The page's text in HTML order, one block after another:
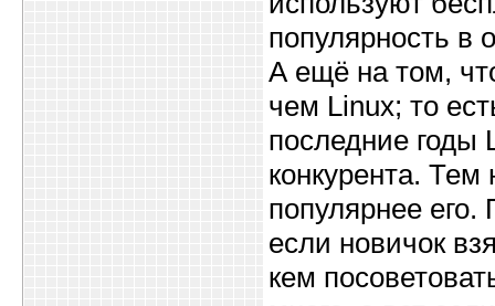
популярность в
А ещё на том,
чем Linux; то
последние годы
конкурента. Тем
популярнее
если новичок
кем